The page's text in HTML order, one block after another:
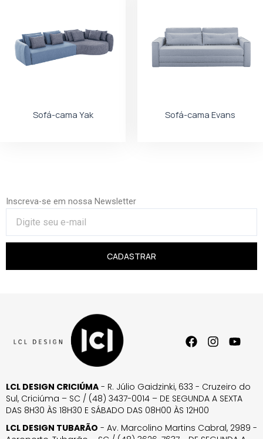
Sofá-cama Yak Sofá-cama Evans
Inscreva-se em nossa Newsletter
CADASTRAR
LCL DESIGN CRICIÚMA - R. Júlio Gaidzinki, 633 - Cruzeiro do
Sul, Criciúma – SC / (48) 3437-0014 – DE SEGUNDA A SEXTA
DAS 8H30 ÀS 18H30 E SÁBADO DAS 08H00 ÀS 12H00
LCL DESIGN TUBARÃO - Av. Marcolino Martins Cabral, 2989 -